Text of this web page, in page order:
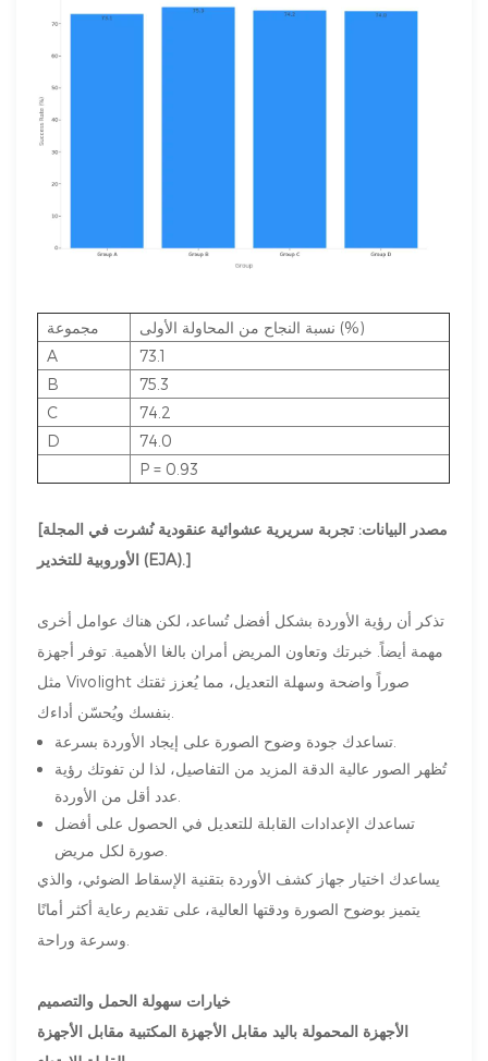
مجموعة
نسبة النجاح من المحاولة الأولى (%)
A
73.1
B
75.3
C
74.2
D
74.0
P = 0.93
[مصدر البيانات: تجربة سريرية عشوائية عنقودية نُشرت في المجلة
الأوروبية للتخدير (EJA).]
تذكر أن رؤية الأوردة بشكل أفضل تُساعد، لكن هناك عوامل أخرى
مهمة أيضاً. خبرتك وتعاون المريض أمران بالغا الأهمية. توفر أجهزة
مثل Vivolight صوراً واضحة وسهلة التعديل، مما يُعزز ثقتك
تُظهر الصور عالية الدقة المزيد من التفاصيل، لذا لن تفوتك رؤية
تساعدك الإعدادات القابلة للتعديل في الحصول على أفضل
يساعدك اختيار جهاز كشف الأوردة بتقنية الإسقاط الضوئي، والذي
يتميز بوضوح الصورة ودقتها العالية، على تقديم رعاية أكثر أمانًا
خيارات سهولة الحمل والتصميم
الأجهزة المحمولة باليد مقابل الأجهزة المكتبية مقابل الأجهزة